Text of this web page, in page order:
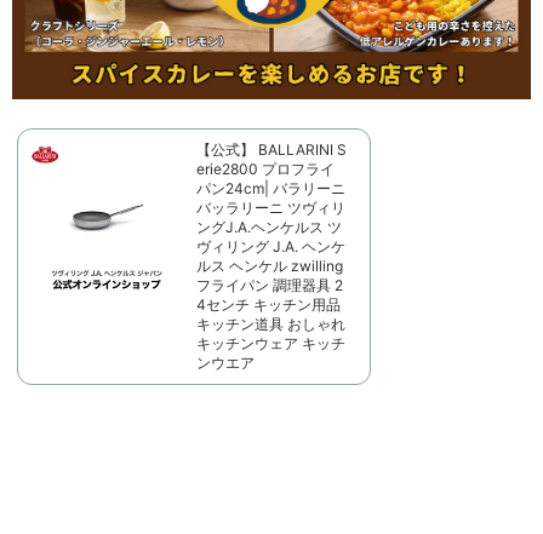
【公式】 BALLARINI S
erie2800 プロフライ
パン24cm| バラリーニ
バッラリーニ ツヴィリ
ングJ.A.ヘンケルス ツ
ヴィリング J.A. ヘンケ
ルス ヘンケル zwilling
フライパン 調理器具 2
4センチ キッチン用品
キッチン道具 おしゃれ
キッチンウェア キッチ
ンウエア